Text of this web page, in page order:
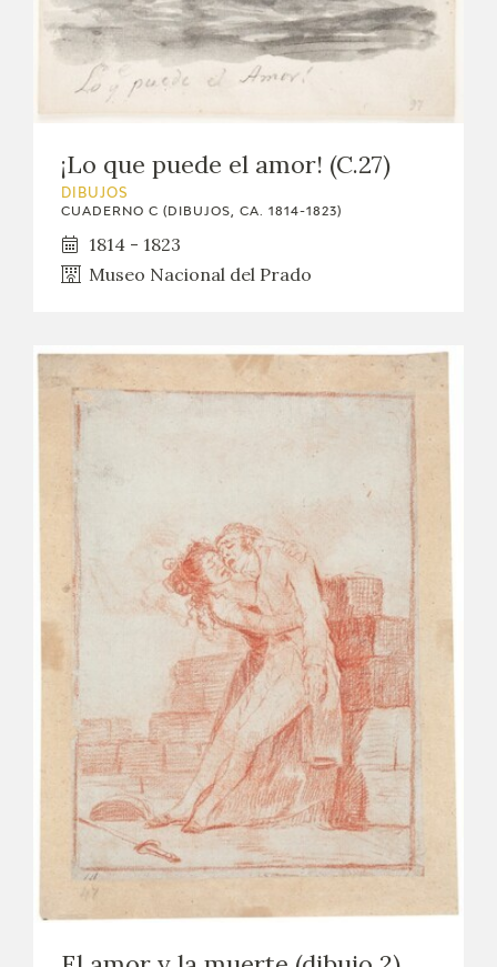
¡Lo que puede el amor! (C.27)
DIBUJOS
CUADERNO C (DIBUJOS, CA. 1814-1823)
1814 - 1823
Museo Nacional del Prado